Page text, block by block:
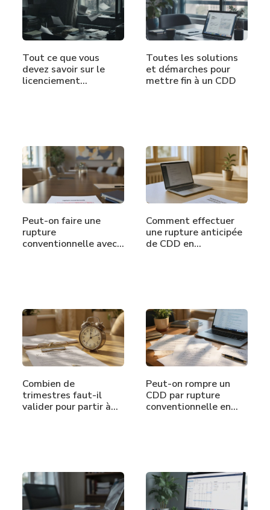
Tout ce que vous
devez savoir sur le
licenciement…
Toutes les solutions
et démarches pour
mettre fin à un CDD
Peut-on faire une
rupture
conventionnelle avec
Comment effectuer
une rupture anticipée
de CDD en…
Combien de
trimestres faut-il
valider pour partir à…
Peut-on rompre un
CDD par rupture
conventionnelle en…